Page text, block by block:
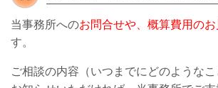
当事務所へのお問合せや、概算費用の
す。
ご相談の内容（いつまでにどのような